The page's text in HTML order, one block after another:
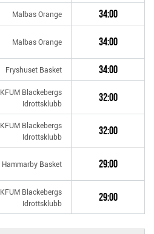
Malbas Orange 34:00
Malbas Orange 34:00
Fryshuset Basket 34:00
KFUM Blackebergs
Idrottsklubb
32:00
KFUM Blackebergs
Idrottsklubb
32:00
Hammarby Basket 29:00
KFUM Blackebergs
Idrottsklubb
29:00